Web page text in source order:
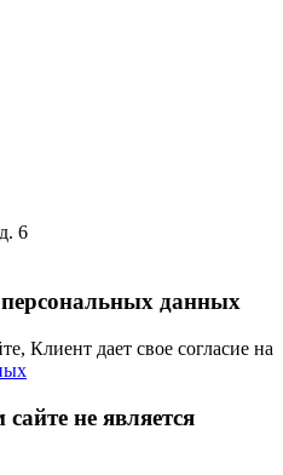
6
данных
Клиент дает свое согласие на
не является